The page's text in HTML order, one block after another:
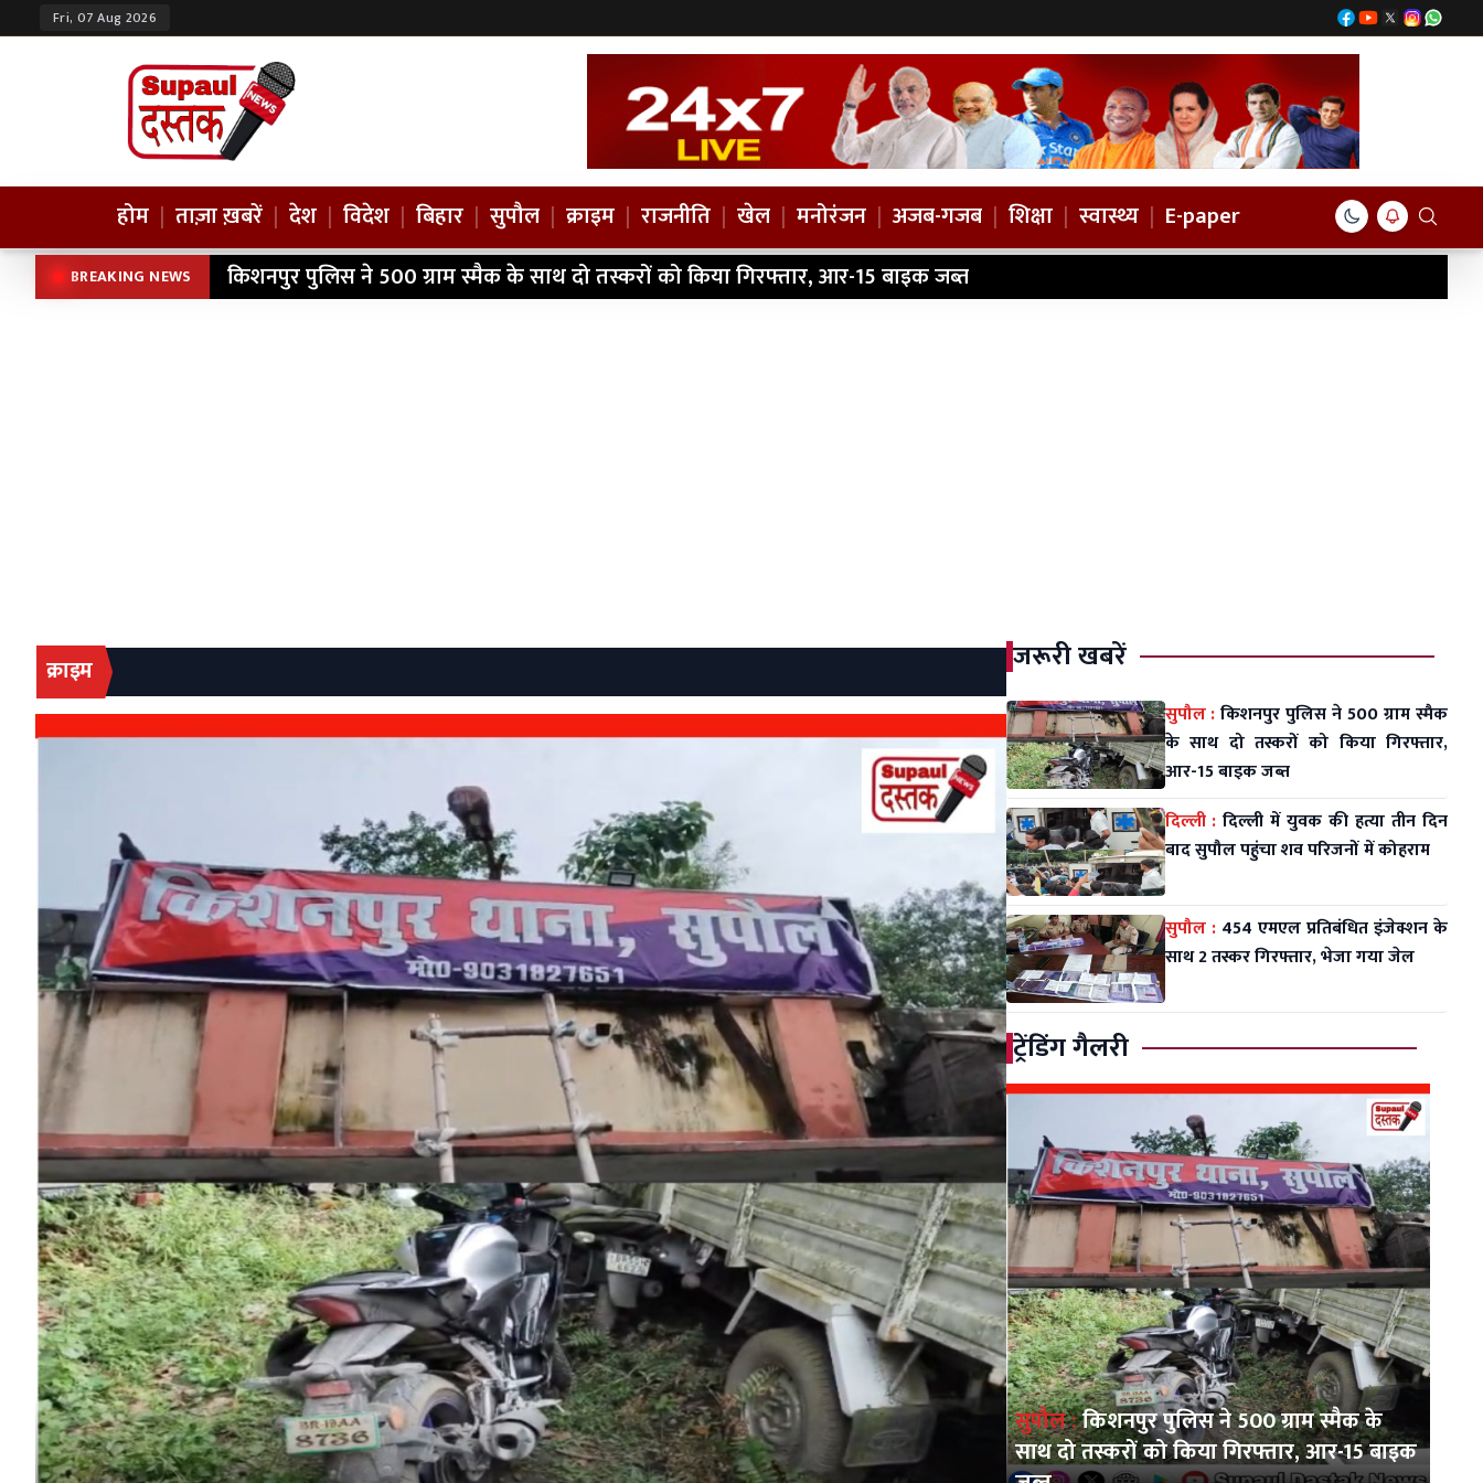
Fri, 07 Aug 2026
होम | ताज़ा ख़बरें | देश | विदेश | बिहार | सुपौल | क्राइम | राजनीति | खेल | मनोरंजन | अजब-गजब | शिक्षा | स्वास्थ्य | E-paper
BREAKING NEWS किशनपुर पुलिस ने 500 ग्राम स्मैक के साथ दो तस्करों को किया गिरफ्तार, आर-15 बाइक जब्त
क्राइम जरूरी खबरें
सुपौल :किशनपुर पुलिस ने 500 ग्राम स्मैक
के साथ दो तस्करों को किया गिरफ्तार,
आर-15 बाइक जब्त
दिल्ली : दिल्ली में युवक की हत्या तीन दिन
बाद सुपौल पहुंचा शव परिजनों में कोहराम
सुपौल : 454 एमएल प्रतिबंधित इंजेक्शन के
साथ 2 तस्कर गिरफ्तार, भेजा गया जेल
ट्रेंडिंग गैलरी
सुपौल :किशनपुर पुलिस ने 500 ग्राम स्मैक के
साथ दो तस्करों को किया गिरफ्तार, आर-15 बाइक